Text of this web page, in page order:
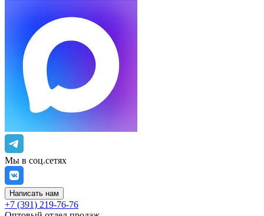
Мы в соц.сетях
Написать нам
+7 (391) 219-76-76